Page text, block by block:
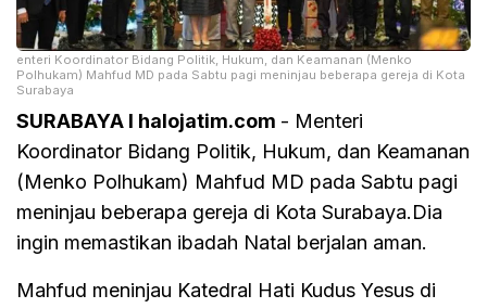
enteri Koordinator Bidang Politik, Hukum, dan Keamanan (Menko
Polhukam) Mahfud MD pada Sabtu pagi meninjau beberapa gereja di Kota
Surabaya
SURABAYA I halojatim.com - Menteri
Koordinator Bidang Politik, Hukum, dan Keamanan
(Menko Polhukam) Mahfud MD pada Sabtu pagi
meninjau beberapa gereja di Kota Surabaya.Dia
ingin memastikan ibadah Natal berjalan aman.
Mahfud meninjau Katedral Hati Kudus Yesus di